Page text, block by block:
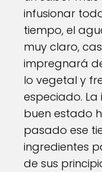
infusionar
tiempo, el
muy claro,
impregnará
lo vegetal y
especiado.
buen estado
pasado ese
ingredientes
de sus